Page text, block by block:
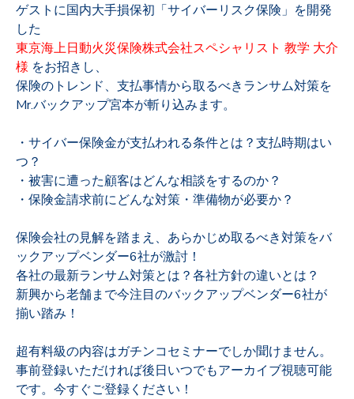
ゲストに国内大手損保初「サイバーリスク保険」を開発
した
東京海上日動火災保険株式会社スペシャリスト 教学 大介
様 をお招きし、
保険のトレンド、支払事情から取るべきランサム対策を
Mr.バックアップ宮本が斬り込みます。
・サイバー保険金が支払われる条件とは？支払時期はい
つ？
・被害に遭った顧客はどんな相談をするのか？
・保険金請求前にどんな対策・準備物が必要か？
保険会社の見解を踏まえ、あらかじめ取るべき対策をバ
ックアップベンダー6社が激討！
各社の最新ランサム対策とは？各社方針の違いとは？
新興から老舗まで今注目のバックアップベンダー6社が
揃い踏み！
超有料級の内容はガチンコセミナーでしか聞けません。
事前登録いただければ後日いつでもアーカイブ視聴可能
です。今すぐご登録ください！